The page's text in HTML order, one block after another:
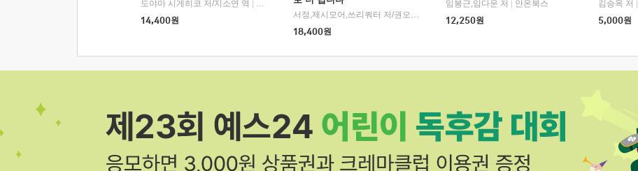
도야마 시게히코 저/지소연 역
알에이치코리아(RHK)
14,400원
서정,제시모어,쓰리쿼터 저/권오태,시그널리포트 편
18,400원
임봉근,임다운 저
안온북스
12,250원
김승옥 저
5,000원